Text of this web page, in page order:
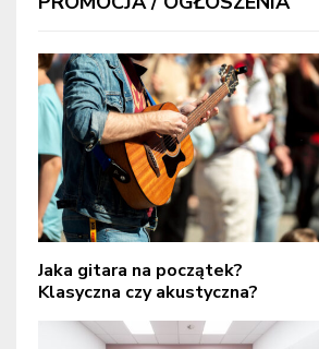
Jaka gitara na początek?
Klasyczna czy akustyczna?